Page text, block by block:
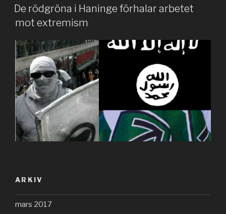
De rödgröna i Haninge förhalar arbetet
mot extremism
ARKIV
mars 2017